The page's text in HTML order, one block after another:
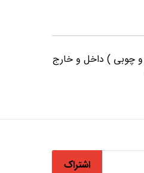
و چوبی ) داخل و خارج
اشتراک